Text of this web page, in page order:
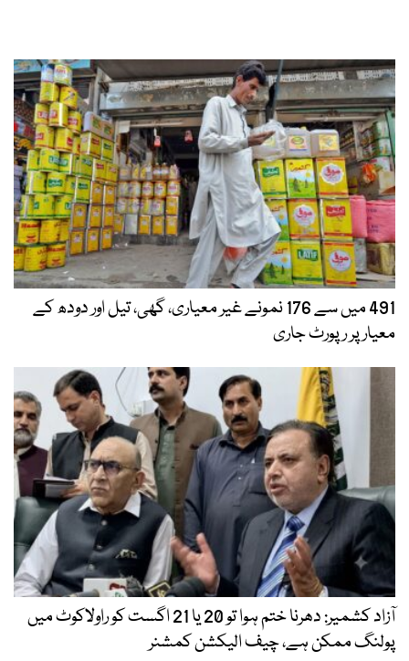
491 میں سے 176 نمونے غیر معیاری، گھی، تیل اور دودھ کے
معیار پر رپورٹ جاری
آزاد کشمیر: دھرنا ختم ہوا تو 20 یا 21 اگست کو راولاکوٹ میں
پولنگ ممکن ہے، چیف الیکشن کمشنر